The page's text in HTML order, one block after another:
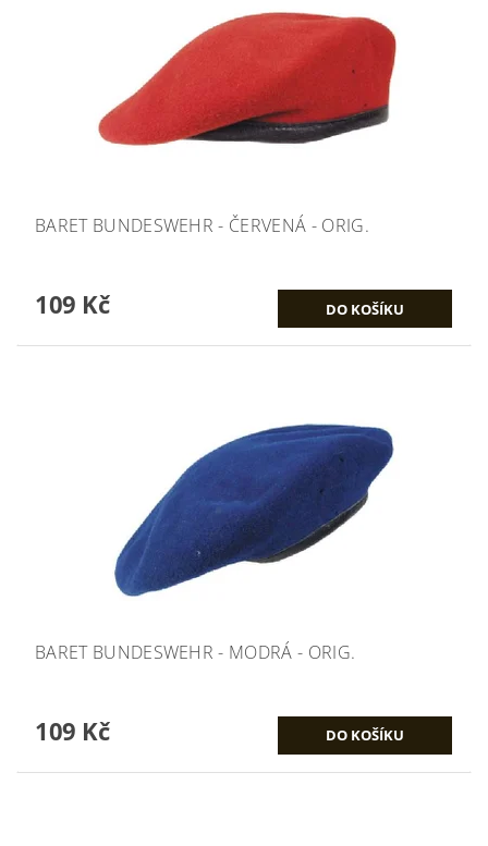
BARET BUNDESWEHR - ČERVENÁ - ORIG.
109 Kč
BARET BUNDESWEHR - MODRÁ - ORIG.
109 Kč